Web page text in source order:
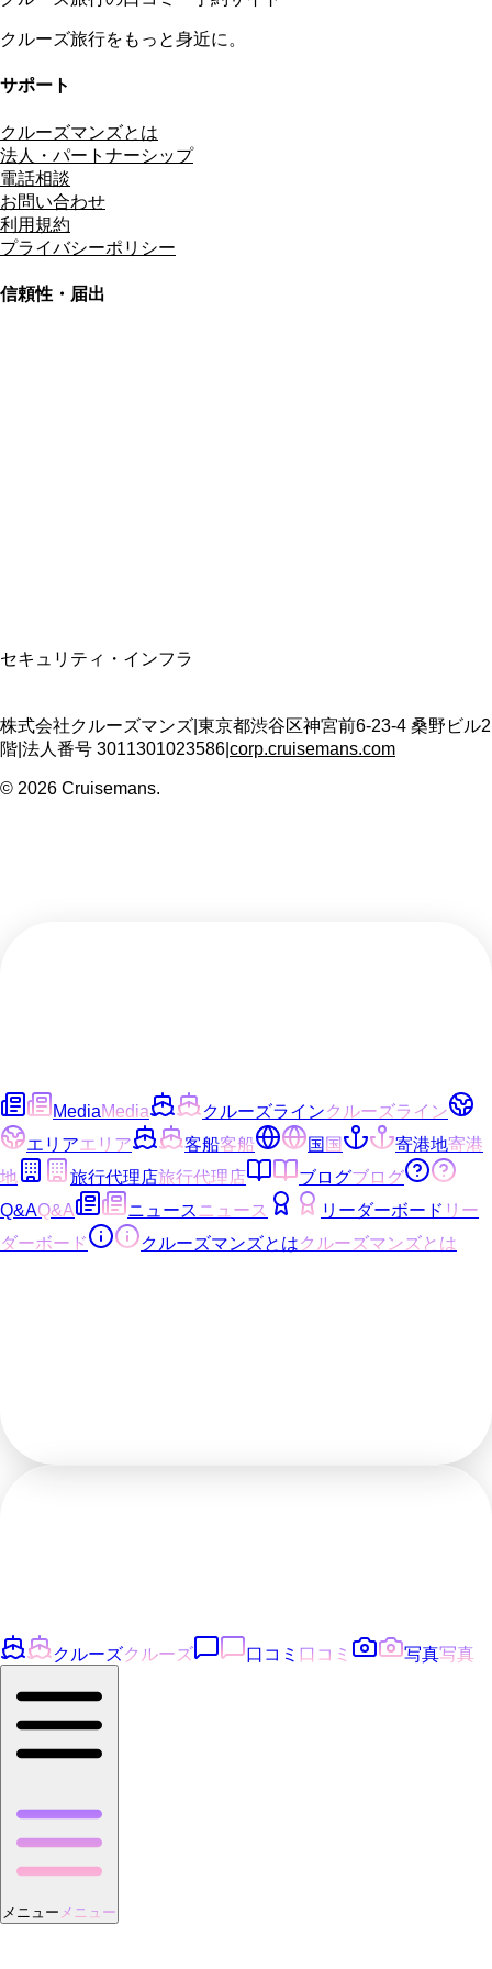
クルーズ旅行をもっと身近に。
サポート
クルーズマンズとは
法人・パートナーシップ
電話相談
お問い合わせ
利用規約
プライバシーポリシー
信頼性・届出
セキュリティ・インフラ
株式会社クルーズマンズ 東京都渋谷区神宮前6-23-4 桑野ビル2
階 法人番号 3011301023586 corp.cruisemans.com
© 2026 Cruisemans.
MediaMedia クルーズラインクルーズライン
エリアエリア 客船客船 国国 寄港地寄港
地
旅行代理店旅行代理店 ブログブログ
Q&AQ&A ニュース ニュース リーダーボード リー
ダーボード
クルーズマンズとはクルーズマンズとは
クルーズクルーズ 口コミ 口コミ 写真写真
メニュー メニュー